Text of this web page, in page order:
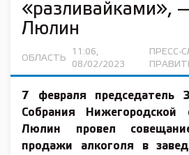
«разливайками»,
Люлин
ОБЛАСТЬ
11:06,
08/02/2023
ПРЕСС-
7 февраля председатель
Собрания Нижегородской
Люлин провел
продажи алкоголя в